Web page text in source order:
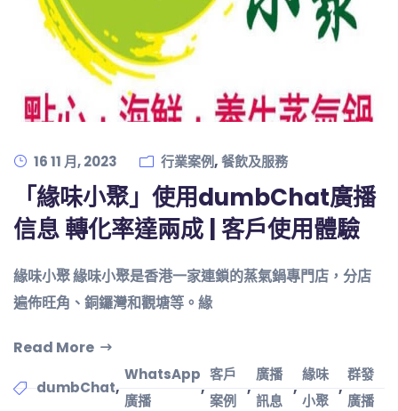
16 11 月, 2023 行業案例,餐飲及服務
「緣味小聚」使用dumbChat廣播
信息 轉化率達兩成 | 客戶使用體驗
緣味小聚 緣味小聚是香港一家連鎖的蒸氣鍋專門店，分店
遍佈旺角、銅鑼灣和觀塘等。緣
Read More
dumbChat,
WhatsApp
廣播
,
客戶
案例
,
廣播
訊息
,
緣味
小聚
,
群發
廣播